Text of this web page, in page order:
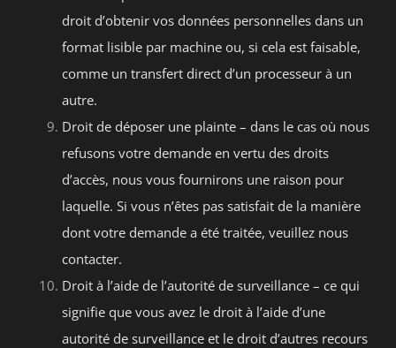
droit d’obtenir vos données personnelles dans un
format lisible par machine ou, si cela est faisable,
comme un transfert direct d’un processeur à un
autre.
Droit de déposer une plainte – dans le cas où nous
refusons votre demande en vertu des droits
d’accès, nous vous fournirons une raison pour
laquelle. Si vous n’êtes pas satisfait de la manière
dont votre demande a été traitée, veuillez nous
contacter.
Droit à l’aide de l’autorité de surveillance – ce qui
signifie que vous avez le droit à l’aide d’une
autorité de surveillance et le droit d’autres recours